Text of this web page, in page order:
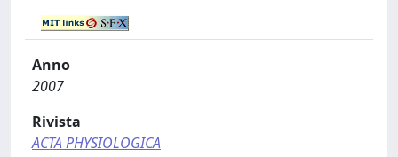
Anno
2007
Rivista
ACTA PHYSIOLOGICA